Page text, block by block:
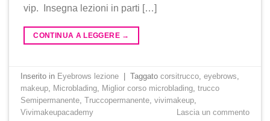
vip. Insegna lezioni in parti […]
CONTINUA A LEGGERE →
Inserito in Eyebrows lezione Taggatocorsitrucco,eyebrows,
makeup, Microblading, Miglior corso microblading,trucco
Semipermanente,Truccopermanente,vivimakeup,
Vivimakeupacademy
Lascia un commento